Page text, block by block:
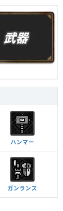
ハンマー
ガンランス